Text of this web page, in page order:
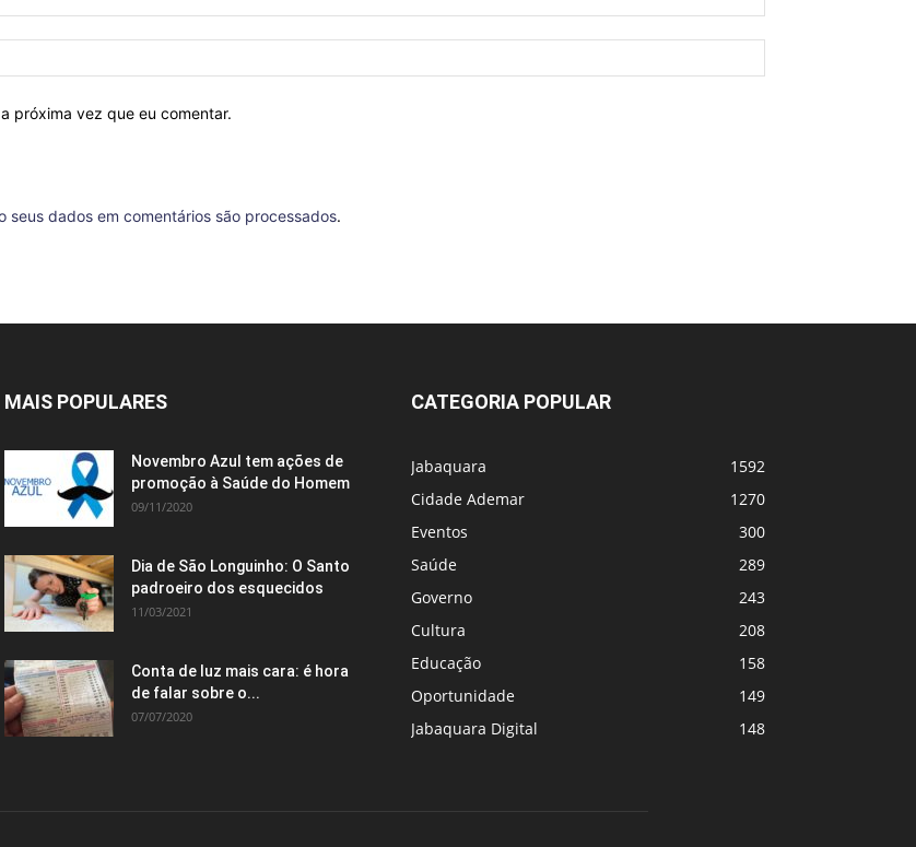
próxima vez que eu comentar.
seus dados em comentários são processados.
MAIS POPULARES
Novembro Azul tem ações de
promoção à Saúde do Homem
09/11/2020
Dia de São Longuinho: O Santo
padroeiro dos esquecidos
11/03/2021
Conta de luz mais cara: é hora
de falar sobre o...
07/07/2020
CATEGORIA POPULAR
Jabaquara
1592
Cidade Ademar
1270
Eventos
300
Saúde
289
Governo
243
Cultura
208
Educação
158
Oportunidade
149
Jabaquara Digital
148